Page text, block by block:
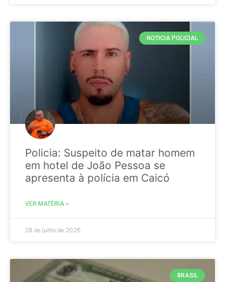
NOTICIA POLICIAL
Policia: Suspeito de matar homem
em hotel de João Pessoa se
apresenta à polícia em Caicó
VER MATÉRIA »
28 de julho de 2026
BRASIL